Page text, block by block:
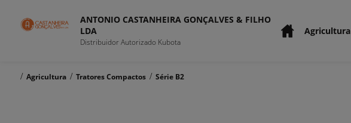
ANTONIO CASTANHEIRA GONÇALVES & FILHO
LDA
Distribuidor Autorizado Kubota
Agricultura
/ Agricultura / Tratores Compactos / Série B2